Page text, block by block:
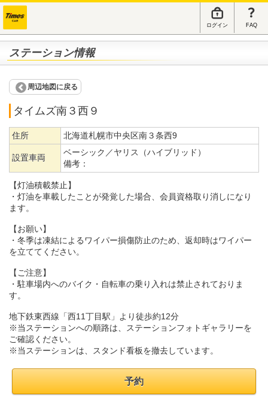
ログイン FAQ
ステーション情報
周辺地図に戻る
タイムズ南３西９
住所 北海道札幌市中央区南３条西9
設置車両
ベーシック／ヤリス（ハイブリッド）
備考：
【灯油積載禁止】
・灯油を車載したことが発覚した場合、会員資格取り消しになり
ます。
【お願い】
・冬季は凍結によるワイパー損傷防止のため、返却時はワイパー
を立ててください。
【ご注意】
・駐車場内へのバイク・自転車の乗り入れは禁止されておりま
す。
地下鉄東西線「西11丁目駅」より徒歩約12分
※当ステーションへの順路は、ステーションフォトギャラリーを
ご確認ください。
※当ステーションは、スタンド看板を撤去しています。
予約